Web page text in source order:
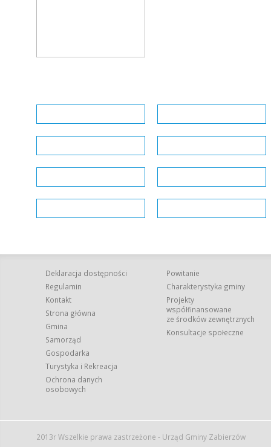
Deklaracja dostępności
Regulamin
Kontakt
Strona główna
Gmina
Samorząd
Gospodarka
Turystyka i Rekreacja
Ochrona danych
osobowych
Powitanie
Charakterystyka gminy
Projekty
współfinansowane
ze środków zewnętrznych
Konsultacje społeczne
2013r Wszelkie prawa zastrzeżone - Urząd Gminy Zabierzów